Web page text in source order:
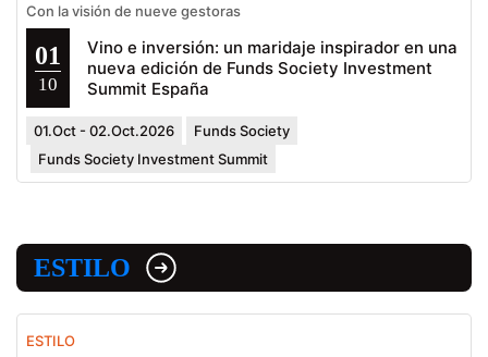
Con la visión de nueve gestoras
01
10
Vino e inversión: un maridaje inspirador en una
nueva edición de Funds Society Investment
Summit España
01.Oct - 02.Oct.2026
Funds Society
Funds Society Investment Summit
ESTILO
ESTILO